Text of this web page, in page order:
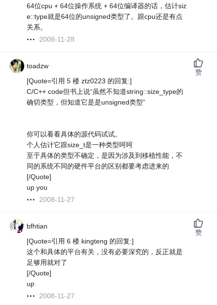
64位cpu + 64位操作系统 + 64位编译器的话，估计siz
e::type就是64位的unsigned类型了。跟cpu还是有点
关系。
2008-11-28
toadzw
[Quote=引用 5 楼 ztz0223 的回复:]
C/C++ code但书上说“虽然不知道string::size_type的
确切类型，但知道它是是unsigned类型”
你可以看看具体的源代码试试。
个人估计它跟size_t是一种类型呵呵
至于具体的类型不确定，是因为涉及到移植性能，不
同的系统不同的硬件平台的区别都要考虑进来的
[/Quote]
up you
2008-11-27
赞
bfhtian
[Quote=引用 6 楼 kingteng 的回复:]
这个和具体的平台有关，没有必要深究的，反正就是
足够用就对了
[/Quote]
up
2008-11-27
赞